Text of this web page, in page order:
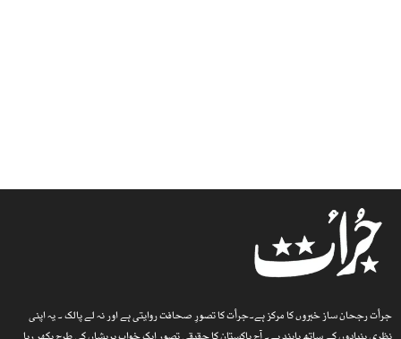
جرأت رجحان ساز خبروں کا مرکز ہے۔جرأت کا تصورِ صحافت روایتی ہے اور نہ لے پالک ۔ یہ اپنی